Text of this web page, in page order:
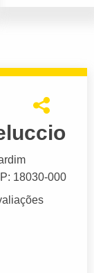
18030-000